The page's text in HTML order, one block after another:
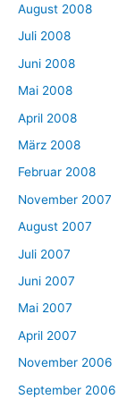
August 2008
Juli 2008
Juni 2008
Mai 2008
April 2008
März 2008
Februar 2008
November 2007
August 2007
Juli 2007
Juni 2007
Mai 2007
April 2007
November 2006
September 2006